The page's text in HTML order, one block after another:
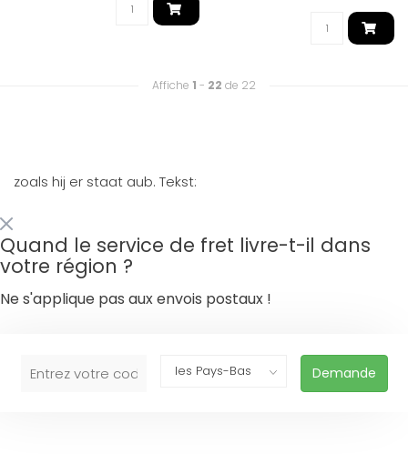
Affiche 1 - 22 de 22
zoals hij er staat aub. Tekst:
Quand le service de fret livre-t-il dans
votre région ?
Ne s'applique pas aux envois postaux !
Demande